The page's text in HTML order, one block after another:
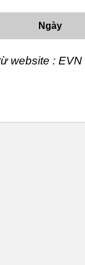
Ngày
website :